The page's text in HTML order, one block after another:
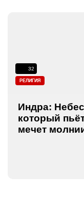
РЕЛИГИЯ
32
Индра:
который
мечет